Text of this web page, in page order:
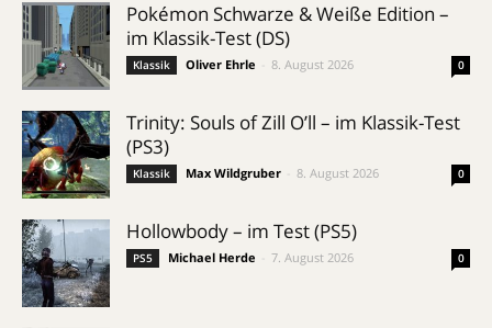
Pokémon Schwarze & Weiße Edition –
im Klassik-Test (DS)
Klassik Oliver Ehrle 8. August 2026 0
Trinity: Souls of Zill O’ll – im Klassik-Test
(PS3)
Klassik Max Wildgruber 8. August 2026 0
Hollowbody – im Test (PS5)
PS5 Michael Herde 7. August 2026 0